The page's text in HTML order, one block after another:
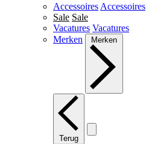
Accessoires Accessoires
Sale Sale
Vacatures Vacatures
Merken
Merken
Terug